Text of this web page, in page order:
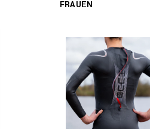
FRAUEN